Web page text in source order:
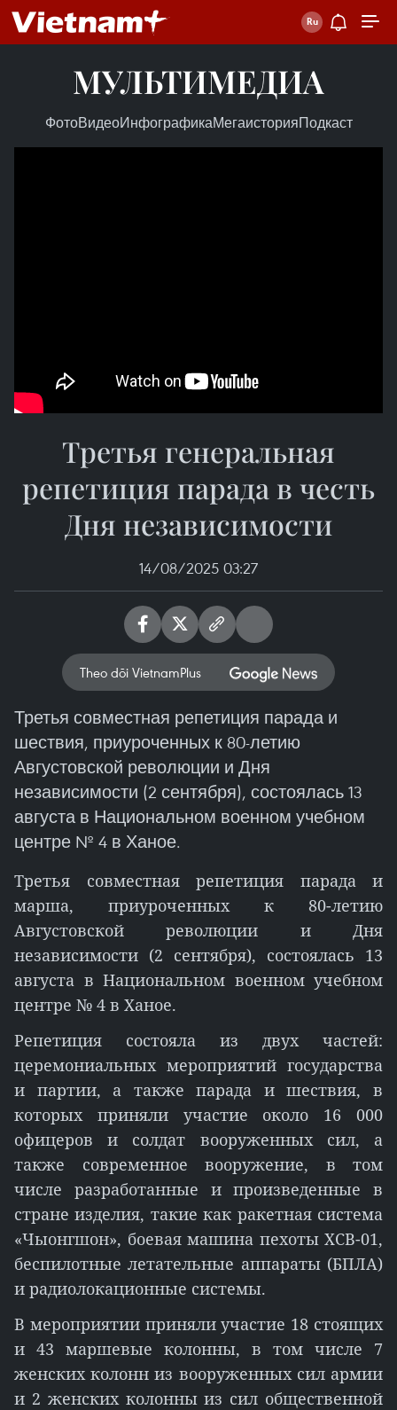
МУЛЬТИМЕДИА
ФотоВидеоИнфографикаМегаисторияПодкаст
Третья генеральная
репетиция парада в честь
Дня независимости
14/08/2025 03:27
Theo dõi VietnamPlus
Третья совместная репетиция парада и
шествия, приуроченных к 80-летию
Августовской революции и Дня
независимости (2 сентября), состоялась 13
августа в Национальном военном учебном
центре № 4 в Ханое.
Третья совместная репетиция парада и
марша, приуроченных к 80-летию
Августовской революции и Дня
независимости (2 сентября), состоялась 13
августа в Национальном военном учебном
центре № 4 в Ханое.
Репетиция состояла из двух частей:
церемониальных мероприятий государства
и партии, а также парада и шествия, в
которых приняли участие около 16 000
офицеров и солдат вооруженных сил, а
также современное вооружение, в том
числе разработанные и произведенные в
стране изделия, такие как ракетная система
«Чыонгшон», боевая машина пехоты XCB-01,
беспилотные летательные аппараты (БПЛА)
и радиолокационные системы.
В мероприятии приняли участие 18 стоящих
и 43 маршевые колонны, в том числе 7
женских колонн из вооруженных сил армии
и 2 женских колонны из сил общественной